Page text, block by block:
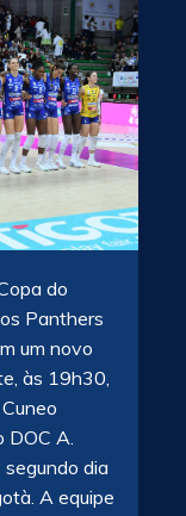
do
Panthers
um novo
às 19h30,
DOC A.
dia
A equipe